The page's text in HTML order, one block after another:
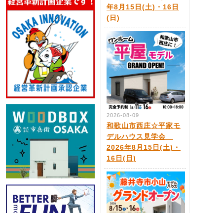
年8月15日(土)・16日
(日)
2026-08-09
和歌山市西庄☆平家モ
デルハウス見学会
2026年8月15日(土)・
16日(日)